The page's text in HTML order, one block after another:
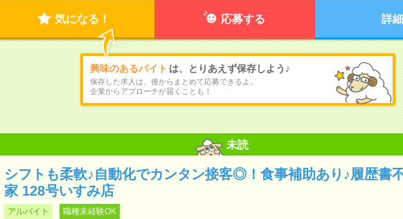
気になる！ 応募する 詳
興味のあるバイト は、とりあえず保存しよう♪
保存した求人は、後からまとめて応募できるよ。
企業からアプローチが届くことも！
未読
シフトも柔軟♪自動化でカンタン接客◎！食事補助あり♪履歴書
家 128号いすみ店
アルバイト 職種未経験OK